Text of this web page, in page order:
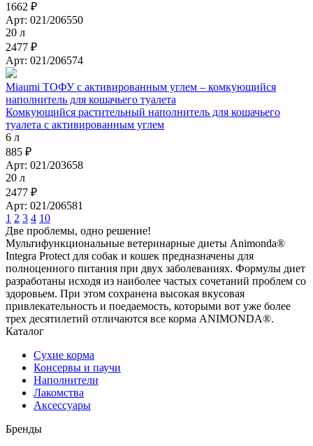
1662 ₽
Арт: 021/206550
20 л
2477 ₽
Арт: 021/206574
Miaumi ТОФУ с активированным углем – комкующийся
наполнитель для кошачьего туалета
Комкующийся растительный наполнитель для кошачьего
туалета с активированным углем
6 л
885 ₽
Арт: 021/203658
20 л
2477 ₽
Арт: 021/206581
1 2 3 4 10
Две проблемы, одно решение!
Мультифункциональные ветеринарные диеты Animonda®
Integra Protect для собак и кошек предназначены для
полноценного питания при двух заболеваниях. Формулы диет
разработаны исходя из наиболее частых сочетаний проблем со
здоровьем. При этом сохранена высокая вкусовая
привлекательность и поедаемость, которыми вот уже более
трех десятилетий отличаются все корма ANIMONDA®.
Каталог
Сухие корма
Консервы и паучи
Наполнители
Лакомства
Аксессуары
Бренды